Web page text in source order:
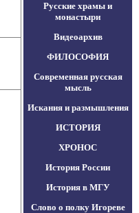
Русские храмы и
монастыри
Видеоархив
ФИЛОСОФИЯ
Современная русская
мысль
Искания и размышления
ИСТОРИЯ
ХРОНОС
История России
История в МГУ
Слово о полку Игореве